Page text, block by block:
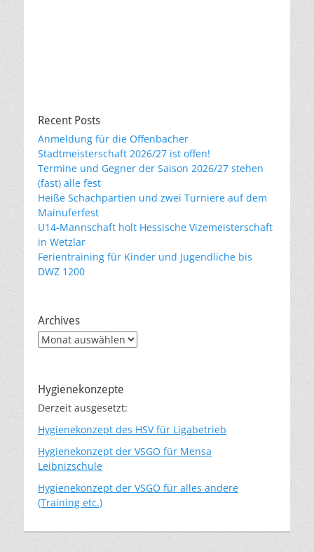
Recent Posts
Anmeldung für die Offenbacher
Stadtmeisterschaft 2026/27 ist offen!
Termine und Gegner der Saison 2026/27 stehen
(fast) alle fest
Heiße Schachpartien und zwei Turniere auf dem
Mainuferfest
U14-Mannschaft holt Hessische Vizemeisterschaft
in Wetzlar
Ferientraining für Kinder und Jugendliche bis
DWZ 1200
Archives
Archives
Hygienekonzepte
Derzeit ausgesetzt:
Hygienekonzept des HSV für Ligabetrieb
Hygienekonzept der VSGO für Mensa
Leibnizschule
Hygienekonzept der VSGO für alles andere
(Training etc.)